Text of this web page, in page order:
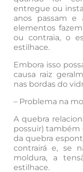
entregue ou
anos passam e
elementos
ou contraia, o
estilhace.
Embora isso
causa raiz
nas bordas do
– Problema na
A quebra
possuir) também
da quebra
contrairá e, se
moldura, a
estilhace.